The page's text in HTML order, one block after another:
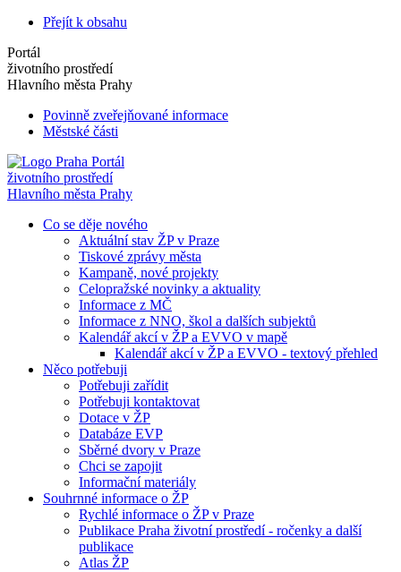
Přejít k obsahu
Portál
životního prostředí
Hlavního města Prahy
Povinně zveřejňované informace
Městské části
Portál
životního prostředí
Hlavního města Prahy
Co se děje nového
Aktuální stav ŽP v Praze
Tiskové zprávy města
Kampaně, nové projekty
Celopražské novinky a aktuality
Informace z MČ
Informace z NNO, škol a dalších subjektů
Kalendář akcí v ŽP a EVVO v mapě
Kalendář akcí v ŽP a EVVO - textový přehled
Něco potřebuji
Potřebuji zařídit
Potřebuji kontaktovat
Dotace v ŽP
Databáze EVP
Sběrné dvory v Praze
Chci se zapojit
Informační materiály
Souhrnné informace o ŽP
Rychlé informace o ŽP v Praze
Publikace Praha životní prostředí - ročenky a další
publikace
Atlas ŽP